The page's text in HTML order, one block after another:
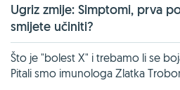
Ugriz zmije: Simptomi, prva
smijete učiniti?
Što je "bolest X" i trebamo li se
Pitali smo imunologa Zlatka